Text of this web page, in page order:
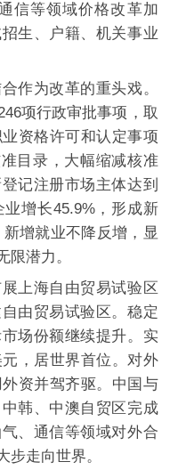
信等领域价格改革加
生、户籍、机关事业
为改革的重头戏。
项行政审批事项，取
资格许可和认定事项
目录，大幅缩减核准
记注册市场主体达到
增长45.9%，形成新
增就业不降反增，显
限潜力。
上海自由贸易试验区
由贸易试验区。稳定
场份额继续提升。实
，居世界首位。对外
资并驾齐驱。中国与
韩、中澳自贸区完成
、通信等领域对外合
步走向世界。